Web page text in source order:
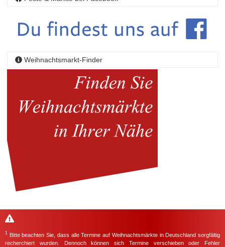
Weihnachtsmarkt-Finder
1
Bitte beachten Sie, dass alle Termine auf Weihnachtsmärkte in Deutschland sorgfältig
recherchiert wurden. Dennoch können sich Termine verschieben oder Fehler